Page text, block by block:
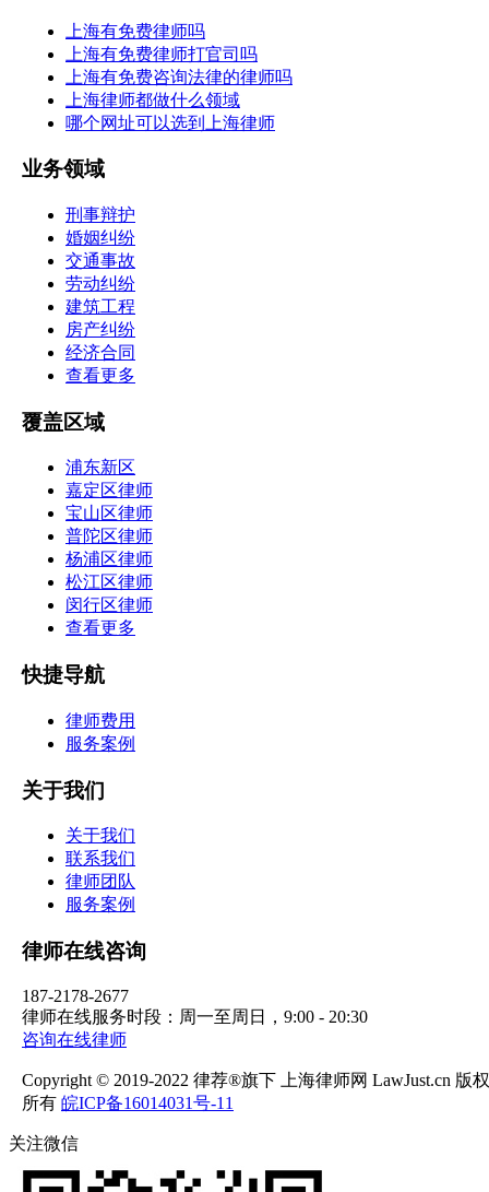
上海有免费律师吗
上海有免费律师打官司吗
上海有免费咨询法律的律师吗
上海律师都做什么领域
哪个网址可以选到上海律师
业务领域
刑事辩护
婚姻纠纷
交通事故
劳动纠纷
建筑工程
房产纠纷
经济合同
查看更多
覆盖区域
浦东新区
嘉定区律师
宝山区律师
普陀区律师
杨浦区律师
松江区律师
闵行区律师
查看更多
快捷导航
律师费用
服务案例
关于我们
关于我们
联系我们
律师团队
服务案例
律师在线咨询
187-2178-2677
律师在线服务时段：周一至周日，9:00 - 20:30
咨询在线律师
Copyright © 2019-2022 律荐®旗下 上海律师网 LawJust.cn 版权
所有 皖ICP备16014031号-11
关注微信